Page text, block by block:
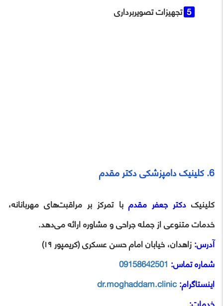
تجهیزات تصویربرداری
6. کلینیک دامپزشکی دکتر مقدم
کلینیکدکتر جعفر مقدم با تمرکز بر مراقبت‌های مهربانانه،
خدمات متنوعی از جمله جراحی و مشاوره ارائه می‌دهد.
آدرس:زاهدان، خیابان امام حسن عسکری (کریمپور ۱۹)
شماره تماس: 09158642501
اینستاگرام:dr.moghaddam.clinic